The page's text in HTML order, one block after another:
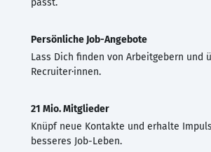
Persönliche Job-Angebote
Lass Dich finden von Arbeitgebern und
Recruiter·innen.
21 Mio. Mitglieder
Knüpf neue Kontakte und erhalte
besseres Job-Leben.